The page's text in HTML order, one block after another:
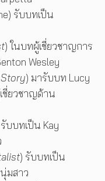
รับบทเป็น
) ในบทผู้เชี่ยวชาญการ
Wesley
Story) มารับบท Lucy
ชี่ยวชาญด้าน
บบทเป็น Kay
) รับบทเป็น
มสาว